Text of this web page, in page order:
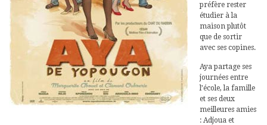
préfère rester
étudier à la
maison plutôt
que de sortir
avec ses copines.
Aya partage ses
journées entre
l’école, la famille
et ses deux
meilleures amies
: Adjoua et